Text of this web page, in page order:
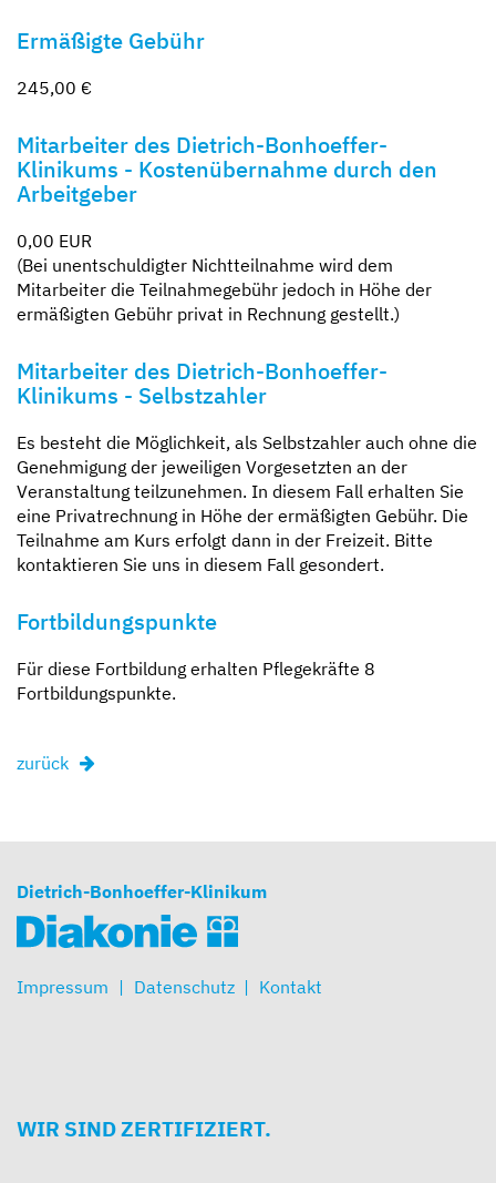
Ermäßigte Gebühr
245,00 €
Mitarbeiter des Dietrich-Bonhoeffer-
Klinikums - Kostenübernahme durch den
Arbeitgeber
0,00 EUR
(Bei unentschuldigter Nichtteilnahme wird dem
Mitarbeiter die Teilnahmegebühr jedoch in Höhe der
ermäßigten Gebühr privat in Rechnung gestellt.)
Mitarbeiter des Dietrich-Bonhoeffer-
Klinikums - Selbstzahler
Es besteht die Möglichkeit, als Selbstzahler auch ohne die
Genehmigung der jeweiligen Vorgesetzten an der
Veranstaltung teilzunehmen. In diesem Fall erhalten Sie
eine Privatrechnung in Höhe der ermäßigten Gebühr. Die
Teilnahme am Kurs erfolgt dann in der Freizeit. Bitte
kontaktieren Sie uns in diesem Fall gesondert.
Fortbildungspunkte
Für diese Fortbildung erhalten Pflegekräfte 8
Fortbildungspunkte.
zurück
Dietrich-Bonhoeffer-Klinikum
Impressum Datenschutz Kontakt
WIR SIND ZERTIFIZIERT.